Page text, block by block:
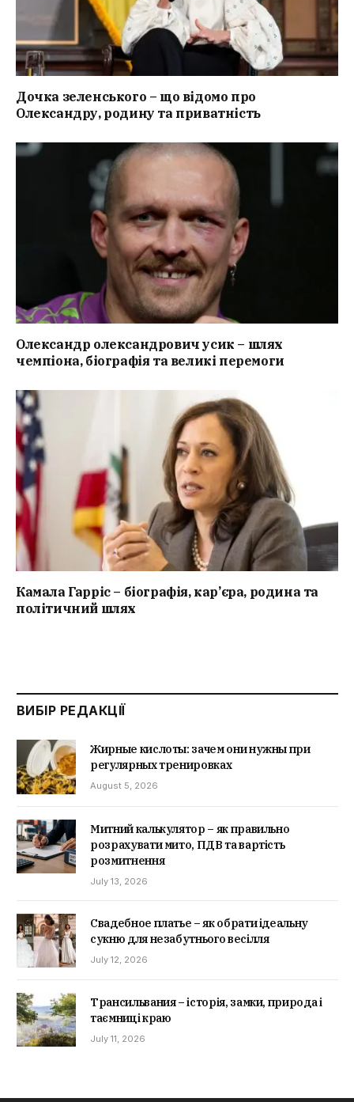
Дочка зеленського – що відомо про
Олександру, родину та приватність
Олександр олександрович усик – шлях
чемпіона, біографія та великі перемоги
Камала Гарріс – біографія, кар’єра, родина та
політичний шлях
ВИБІР РЕДАКЦІЇ
Жирные кислоты: зачем они нужны при
регулярных тренировках
August 5, 2026
Митний калькулятор – як правильно
розрахувати мито, ПДВ та вартість
розмитнення
July 13, 2026
Свадебное платье – як обрати ідеальну
сукню для незабутнього весілля
July 12, 2026
Трансильвания – історія, замки, природа і
таємниці краю
July 11, 2026